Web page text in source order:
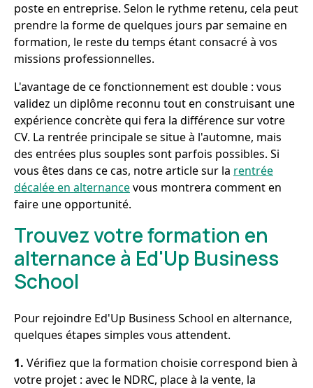
poste en entreprise. Selon le rythme retenu, cela peut
prendre la forme de quelques jours par semaine en
formation, le reste du temps étant consacré à vos
missions professionnelles.
L'avantage de ce fonctionnement est double : vous
validez un diplôme reconnu tout en construisant une
expérience concrète qui fera la différence sur votre
CV. La rentrée principale se situe à l'automne, mais
des entrées plus souples sont parfois possibles. Si
vous êtes dans ce cas, notre article sur la rentrée
décalée en alternancevous montrera comment en
faire une opportunité.
Trouvez votre formation en
alternance à Ed'Up Business
School
Pour rejoindre Ed'Up Business School en alternance,
quelques étapes simples vous attendent.
1. Vérifiez que la formation choisie correspond bien à
votre projet : avec le NDRC, place à la vente, la